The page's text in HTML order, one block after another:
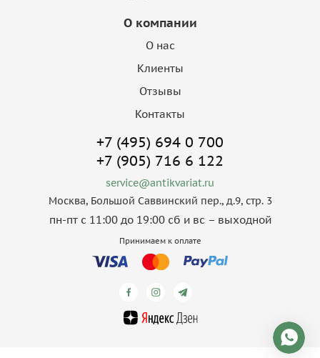
О компании
О нас
Клиенты
Отзывы
Контакты
+7 (495) 694 0 700
+7 (905) 716 6 122
service@antikvariat.ru
Москва, Большой Саввинский пер., д.9, стр. 3
пн-пт с 11:00 до 19:00 сб и вс – выходной
Принимаем к оплате